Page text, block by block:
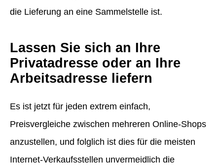
die Lieferung an eine Sammelstelle ist.
Lassen Sie sich an Ihre
Privatadresse oder an Ihre
Arbeitsadresse liefern
Es ist jetzt für jeden extrem einfach,
Preisvergleiche zwischen mehreren Online-Shops
anzustellen, und folglich ist dies für die meisten
Internet-Verkaufsstellen unvermeidlich die